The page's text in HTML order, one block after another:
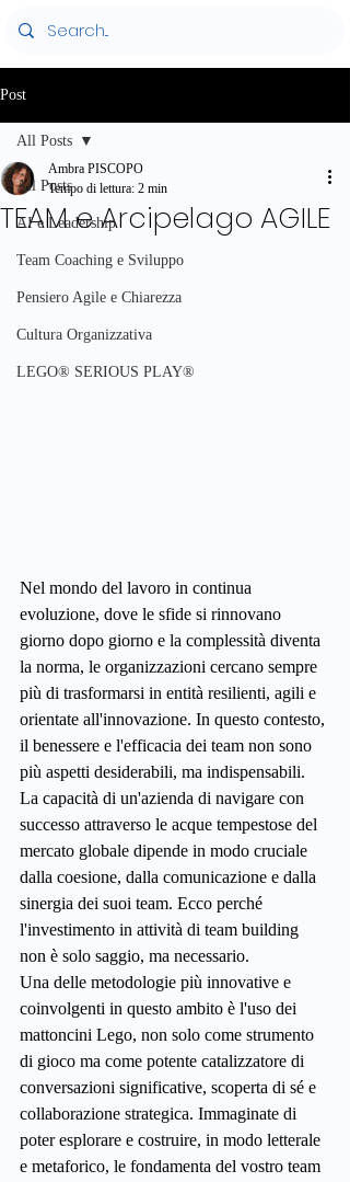
Post
All Posts
AI e Leadership
Team Coaching e Sviluppo
Pensiero Agile e Chiarezza
Cultura Organizzativa
LEGO® SERIOUS PLAY®
All Posts
TEAM e Arcipelago AGILE
Ambra PISCOPO
Tempo di lettura: 2 min
Nel mondo del lavoro in continua
evoluzione, dove le sfide si rinnovano
giorno dopo giorno e la complessità diventa
la norma, le organizzazioni cercano sempre
più di trasformarsi in entità resilienti, agili e
orientate all'innovazione. In questo contesto,
il benessere e l'efficacia dei team non sono
più aspetti desiderabili, ma indispensabili.
La capacità di un'azienda di navigare con
successo attraverso le acque tempestose del
mercato globale dipende in modo cruciale
dalla coesione, dalla comunicazione e dalla
sinergia dei suoi team. Ecco perché
l'investimento in attività di team building
non è solo saggio, ma necessario.
Una delle metodologie più innovative e
coinvolgenti in questo ambito è l'uso dei
mattoncini Lego, non solo come strumento
di gioco ma come potente catalizzatore di
conversazioni significative, scoperta di sé e
collaborazione strategica. Immaginate di
poter esplorare e costruire, in modo letterale
e metaforico, le fondamenta del vostro team